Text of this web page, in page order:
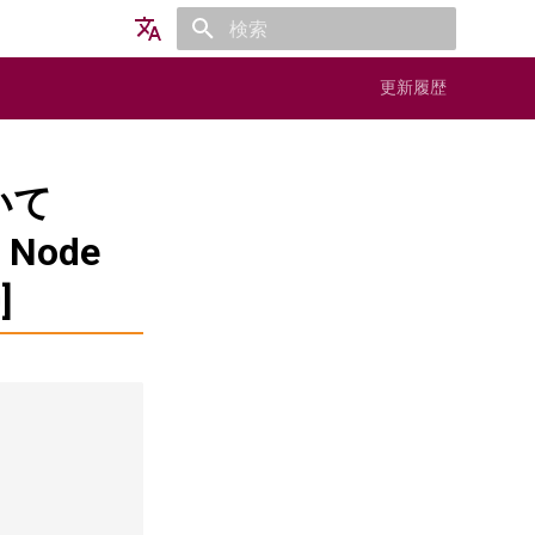
更新履歴
て
Node